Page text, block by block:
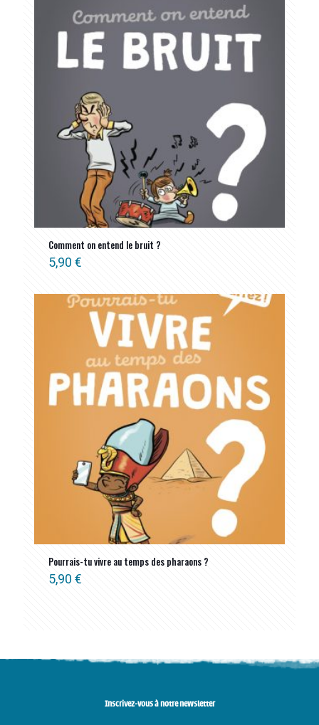
Comment on entend le bruit ?
5,90 €
Pourrais-tu vivre au temps des pharaons ?
5,90 €
Inscrivez-vous à notre newsletter